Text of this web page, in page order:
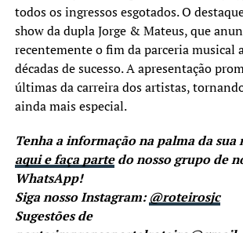
todos os ingressos esgotados. O
show da dupla Jorge & Mateus, que
recentemente o fim da parceria musical
décadas de sucesso. A apresentação
últimas da carreira dos artistas,
ainda mais especial.
Tenha a informação na palma da sua
aqui e faça partedo nosso grupo de
WhatsApp!
Siga nosso Instagram:@roteirosjc
Sugestões de